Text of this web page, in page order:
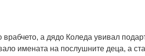
а дядо Коледа увивал
имената на послушните деца, а